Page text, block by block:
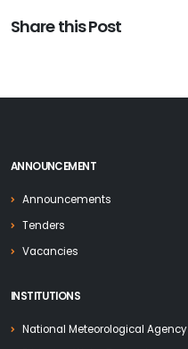
Share this Post
ANNOUNCEMENT
Announcements
Tenders
Vacancies
INSTITUTIONS
National Meteorological Agency